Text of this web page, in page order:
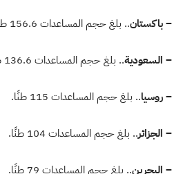
– باكستان.. بلغ حجم المساعدات 156.6 طن.
– السعودية.. بلغ حجم المساعدات 136.6 طن.
– روسيا.. بلغ حجم المساعدات 115 طنًا.
– الجزائر.. بلغ حجم المساعدات 104 طنًا.
– البحرين.. بلغ حجم المساعدات 79 طنًا.